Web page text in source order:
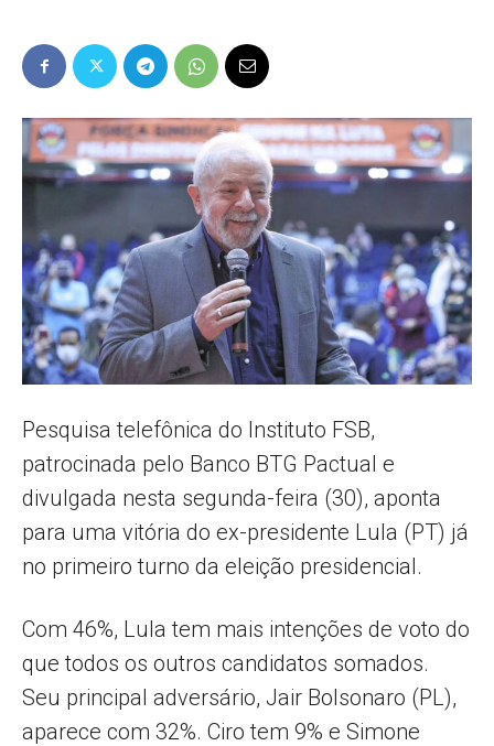
Popular
–
AL
Pesquisa telefônica do Instituto FSB,
patrocinada pelo Banco BTG Pactual e
divulgada nesta segunda-feira (30), aponta
para uma vitória do ex-presidente Lula (PT) já
no primeiro turno da eleição presidencial.
Com 46%, Lula tem mais intenções de voto do
que todos os outros candidatos somados.
Seu principal adversário, Jair Bolsonaro (PL),
aparece com 32%. Ciro tem 9% e Simone